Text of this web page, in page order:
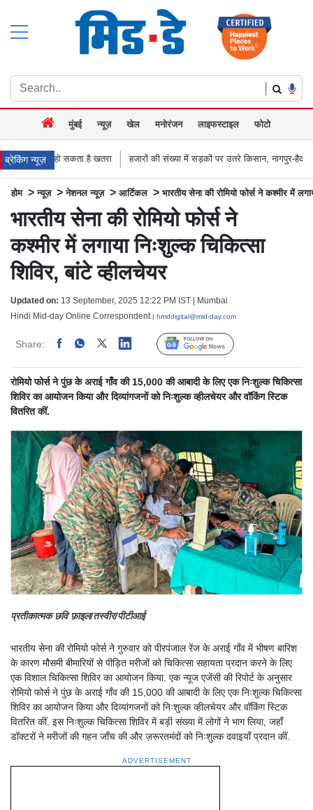
|
मुंबई न्यूज़ खेल मनोरंजन लाइफस्टाइल फोटो
ब्रेकिंग न्यूज़
है खतरा हजारों की संख्या में सड़कों पर उतरे किसान, नागपुर-हैदराबाद राजमार्ग किया
होम >न्यूज़ >नेशनल न्यूज़ > आर्टिकल > भारतीय सेना की रोमियो फोर्स ने कश्मीर में
भारतीय सेना की रोमियो फोर्स ने
कश्मीर में लगाया निःशुल्क चिकित्सा
शिविर, बांटे व्हीलचेयर
Updated on: 13 September, 2025 12:22 PM IST | Mumbai
Hindi Mid-day Online Correspondent | hmddigital@mid-day.com
Share: Linked Follow Us
रोमियो फोर्स ने पुंछ के अराई गाँव की 15,000 की आबादी के लिए एक निःशुल्क चिकित्सा
शिविर का आयोजन किया और दिव्यांगजनों को निःशुल्क व्हीलचेयर और वॉकिंग स्टिक
वितरित कीं.
प्रतीकात्मक छवि फ़ाइल/तस्वीर/पीटीआई
भारतीय सेना की रोमियो फोर्स ने गुरुवार को पीरपंजाल रेंज के अराई गाँव में भीषण बारिश
के कारण मौसमी बीमारियों से पीड़ित मरीजों को चिकित्सा सहायता प्रदान करने के लिए
एक विशाल चिकित्सा शिविर का आयोजन किया. एक न्यूज एजेंसी की रिपोर्ट के अनुसार
रोमियो फोर्स ने पुंछ के अराई गाँव की 15,000 की आबादी के लिए एक निःशुल्क चिकित्सा
शिविर का आयोजन किया और दिव्यांगजनों को निःशुल्क व्हीलचेयर और वॉकिंग स्टिक
वितरित कीं. इस निःशुल्क चिकित्सा शिविर में बड़ी संख्या में लोगों ने भाग लिया, जहाँ
डॉक्टरों ने मरीजों की गहन जाँच की और ज़रूरतमंदों को निःशुल्क दवाइयाँ प्रदान कीं.
ADVERTISEMENT